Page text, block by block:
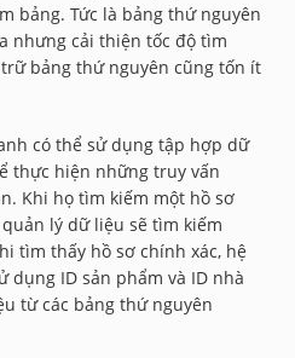
bảng. Tức là bảng thứ nguyên
nhưng cải thiện tốc độ tìm
bảng thứ nguyên cũng tốn ít
có thể sử dụng tập hợp dữ
thực hiện những truy vấn
Khi họ tìm kiếm một hồ sơ
lý dữ liệu sẽ tìm kiếm
tìm thấy hồ sơ chính xác, hệ
dụng ID sản phẩm và ID nhà
từ các bảng thứ nguyên